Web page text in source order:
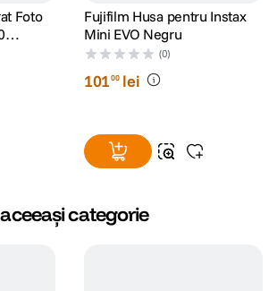
va inregistrati calatoriile la
Foto
Fujifilm Husa pentru Instax
Mini EVO Negru
(0)
10100 lei
categorie